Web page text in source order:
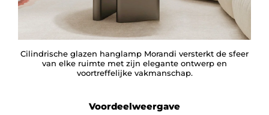
Cilindrische glazen hanglamp Morandi versterkt de sfeer
van elke ruimte met zijn elegante ontwerp en
voortreffelijke vakmanschap.
Voordeelweergave